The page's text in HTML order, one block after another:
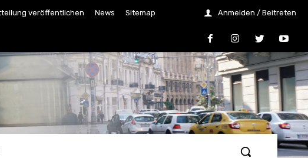
veröffentlichen News Sitemap Anmelden / Beitreten